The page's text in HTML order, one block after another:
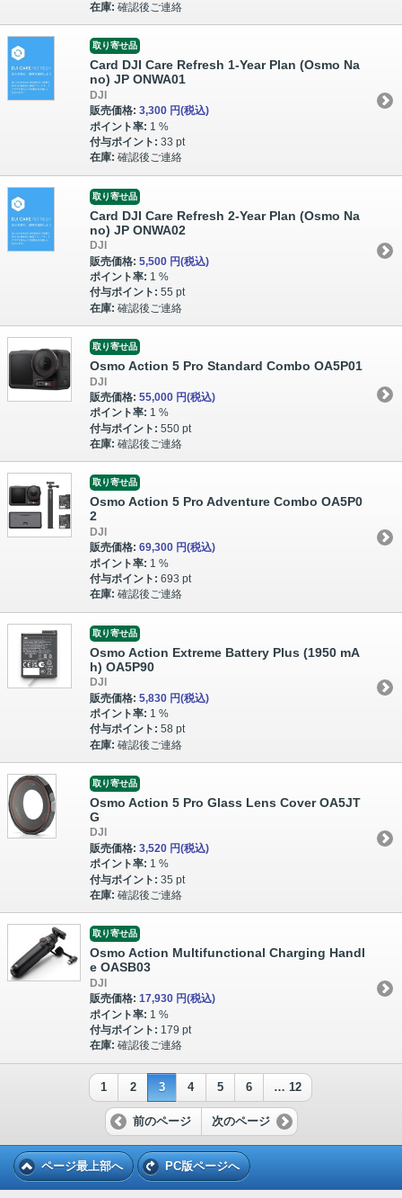
在庫: 確認後ご連絡
取り寄せ品
Card DJI Care Refresh 1-Year Plan (Osmo Na
no) JP ONWA01
DJI
販売価格: 3,300 円(税込)
ポイント率: 1 %
付与ポイント: 33 pt
在庫: 確認後ご連絡
取り寄せ品
Card DJI Care Refresh 2-Year Plan (Osmo Na
no) JP ONWA02
DJI
販売価格: 5,500 円(税込)
ポイント率: 1 %
付与ポイント: 55 pt
在庫: 確認後ご連絡
取り寄せ品
Osmo Action 5 Pro Standard Combo OA5P01
DJI
販売価格: 55,000 円(税込)
ポイント率: 1 %
付与ポイント: 550 pt
在庫: 確認後ご連絡
取り寄せ品
Osmo Action 5 Pro Adventure Combo OA5P0
2
DJI
販売価格: 69,300 円(税込)
ポイント率: 1 %
付与ポイント: 693 pt
在庫: 確認後ご連絡
取り寄せ品
Osmo Action Extreme Battery Plus (1950 mA
h) OA5P90
DJI
販売価格: 5,830 円(税込)
ポイント率: 1 %
付与ポイント: 58 pt
在庫: 確認後ご連絡
取り寄せ品
Osmo Action 5 Pro Glass Lens Cover OA5JT
G
DJI
販売価格: 3,520 円(税込)
ポイント率: 1 %
付与ポイント: 35 pt
在庫: 確認後ご連絡
取り寄せ品
Osmo Action Multifunctional Charging Handl
e OASB03
DJI
販売価格: 17,930 円(税込)
ポイント率: 1 %
付与ポイント: 179 pt
在庫: 確認後ご連絡
1 2 3 4 5 6 … 12
前のページ 次のページ
ページ最上部へ PC版ページへ